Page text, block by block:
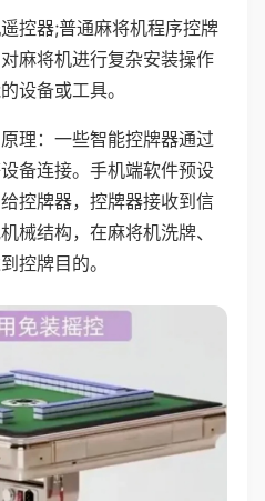
控器;普通麻将机程序控牌
麻将机进行复杂安装操作
设备或工具。
理：一些智能控牌器通过
备连接。手机端软件预设
控牌器，控牌器接收到信
械结构，在麻将机洗牌、
控牌目的。